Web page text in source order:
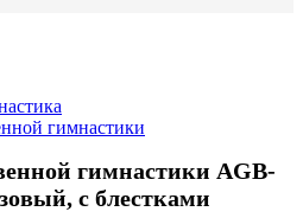
гимнастики
гимнастики AGB-
с блестками